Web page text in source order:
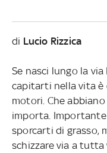
di Lucio Rizzica
Se nasci lungo la
capitarti nella vita è
motori. Che
importa.
sporcarti di grasso,
schizzare via a